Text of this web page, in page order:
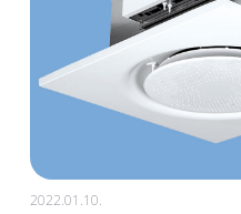
2022.01.10.